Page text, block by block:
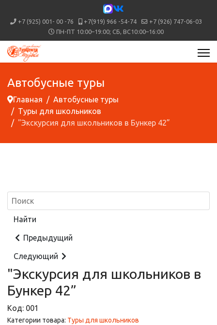
+7 (925) 001- 00 -76 +7(919) 966 -54-74
+7 (926) 747-06-03
ПН-ПТ 10:00–19:00; СБ, ВС10:00–16:00
Автобусные туры
Главная
Автобусные туры
Туры для школьников
"Экскурсия для школьников в Бункер 42”
Предыдущий
Следующий
"Экскурсия для школьников в
Бункер 42”
Код: 001
Категории товара: Туры для школьников